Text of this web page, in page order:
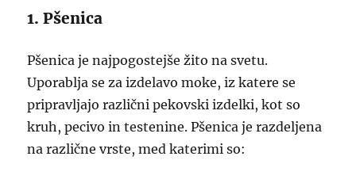
1. Pšenica
Pšenica je najpogostejše žito na svetu.
Uporablja se za izdelavo moke, iz katere se
pripravljajo različni pekovski izdelki, kot so
kruh, pecivo in testenine. Pšenica je razdeljena
na različne vrste, med katerimi so: